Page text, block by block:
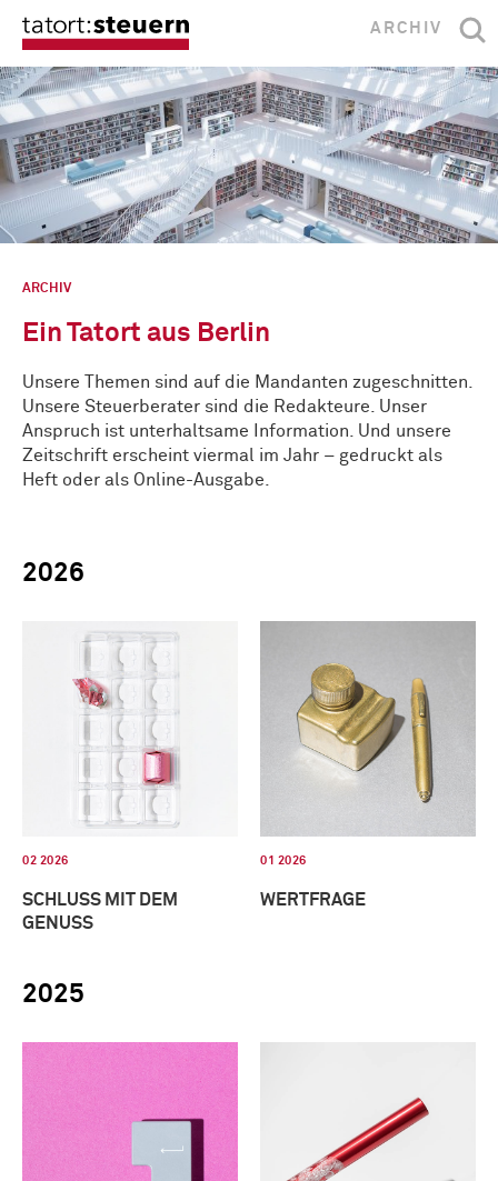
ARCHIV
ARCHIV
Ein Tatort aus Berlin
Unsere Themen sind auf die Mandanten zugeschnitten.
Unsere Steuerberater sind die Redakteure. Unser
Anspruch ist unterhaltsame Information. Und unsere
Zeitschrift erscheint viermal im Jahr – gedruckt als
Heft oder als Online-Ausgabe.
2026
02 2026
SCHLUSS MIT DEM
GENUSS
01 2026
WERTFRAGE
2025